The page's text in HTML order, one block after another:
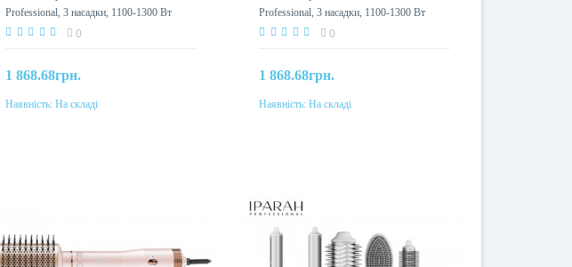
Professional, 3 насадки, 1100-1300 Вт
0
1 868.68грн.
До кошика
Наявність: На складі
Professional, 3 насадки, 1100-1300 Вт
0
1 868.68грн.
До кошика
Наявність: На складі